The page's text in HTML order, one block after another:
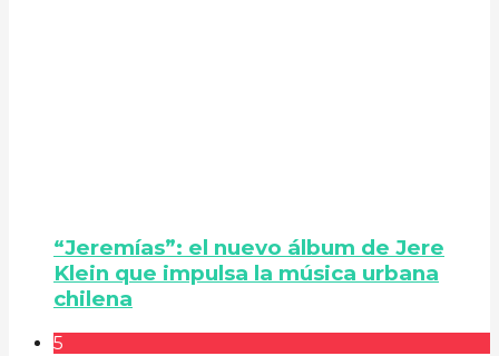
“Jeremías”: el nuevo álbum de Jere
Klein que impulsa la música urbana
chilena
5